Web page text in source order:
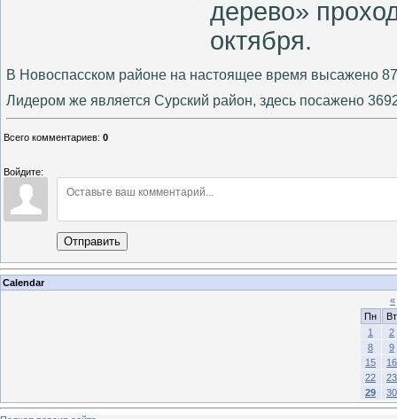
дерево»
октября.
В Новоспасском районе на настоящее время высажено
Лидером же является Сурский район, здесь посажено
Всего комментариев: 0
Войдите:
Отправить
Calendar
«
Пн
Вт
1
2
8
9
15
16
22
23
29
30